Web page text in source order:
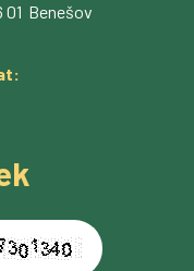
01 Benešov